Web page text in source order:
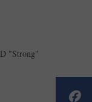
"Strong"